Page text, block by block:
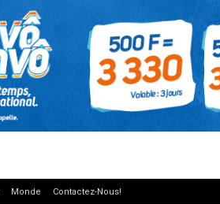
Monde Contactez-Nous!